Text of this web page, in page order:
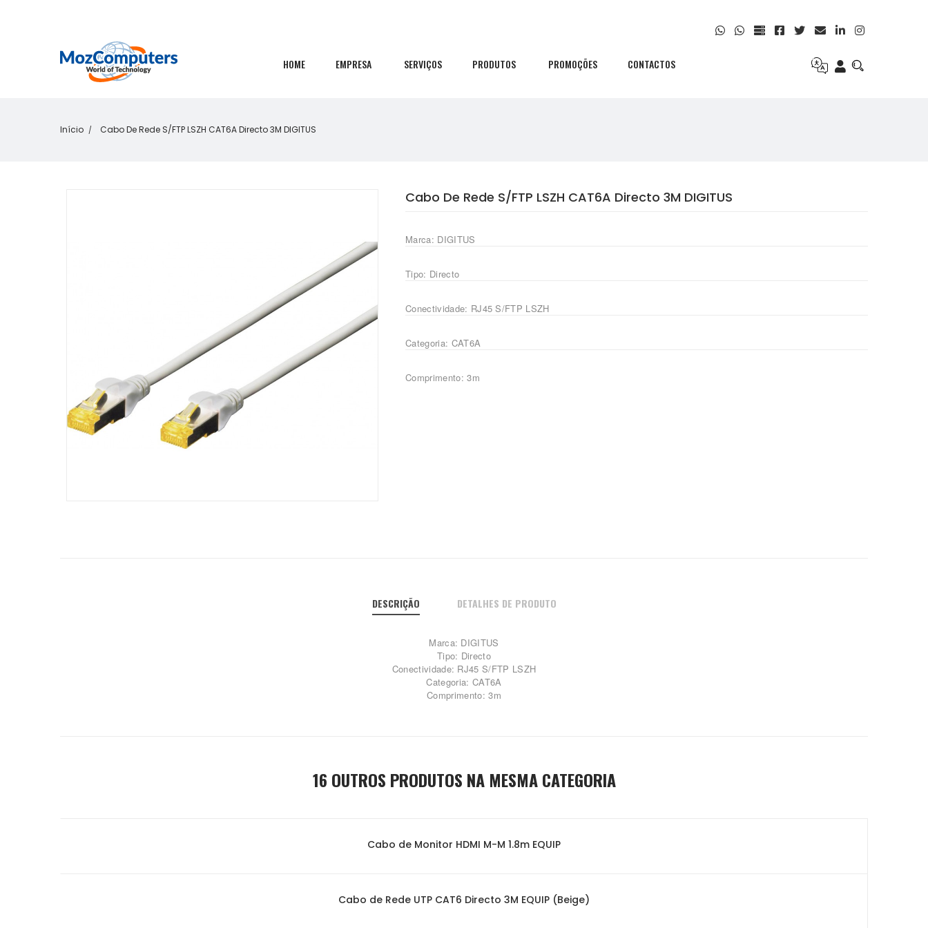
HOME EMPRESA SERVIÇOS PRODUTOS PROMOÇÕES CONTACTOS
Início Cabo De Rede S/FTP LSZH CAT6A Directo 3M DIGITUS
Cabo De Rede S/FTP LSZH CAT6A Directo 3M DIGITUS
Marca: DIGITUS
Tipo: Directo
Conectividade: RJ45 S/FTP LSZH
Categoria: CAT6A
Comprimento: 3m
DESCRIÇÃO DETALHES DE PRODUTO
Marca: DIGITUS
Tipo: Directo
Conectividade: RJ45 S/FTP LSZH
Categoria: CAT6A
Comprimento: 3m
16 OUTROS PRODUTOS NA MESMA CATEGORIA
Cabo de Monitor HDMI M-M 1.8m EQUIP
Cabo de Rede UTP CAT6 Directo 3M EQUIP (Beige)